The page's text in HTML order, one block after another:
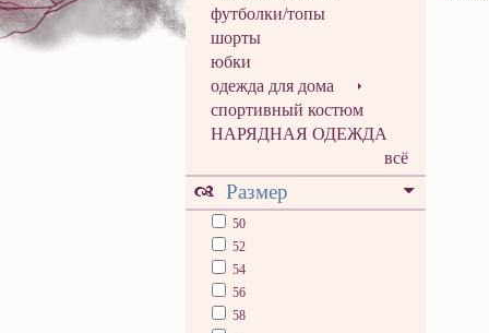
футболки/топы
шорты
юбки
одежда для дома
спортивный костюм
НАРЯДНАЯ ОДЕЖДА
всё
Размер
50
52
54
56
58